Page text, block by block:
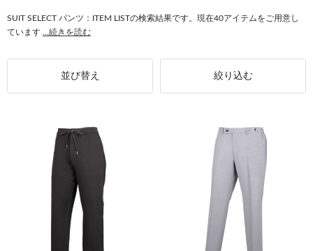
#快適 SUIT SELECT #テーパードパンツ SUIT SELECT
SUIT SELECT パンツ：ITEM LISTの検索結果です。現在40アイテムをご用意し
ています
...続きを読む
並び替え 絞り込む